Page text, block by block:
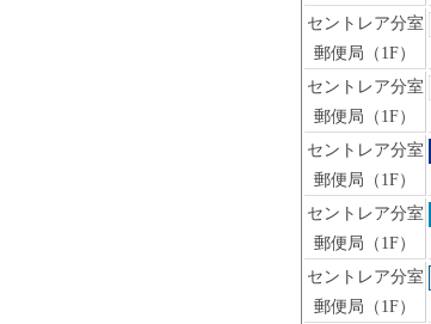
セントレア分室
郵便局（1F）
セントレア分室
郵便局（1F）
セントレア分室
郵便局（1F）
セントレア分室
郵便局（1F）
セントレア分室
郵便局（1F）